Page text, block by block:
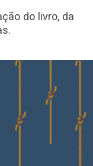
do livro, da